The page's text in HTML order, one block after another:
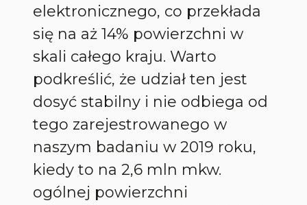
elektronicznego, co przekłada
się na aż 14% powierzchni w
skali całego kraju. Warto
podkreślić, że udział ten jest
dosyć stabilny i nie odbiega od
tego zarejestrowanego w
naszym badaniu w 2019 roku,
kiedy to na 2,6 mln mkw.
ogólnej powierzchni